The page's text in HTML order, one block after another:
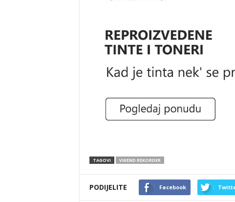
TAGOVI VIKEND REKORDER
PODIJELITE Facebook